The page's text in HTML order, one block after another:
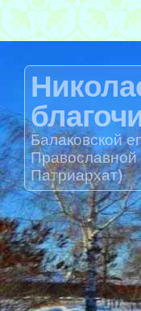
Балаковской
Православной
Патриархат)